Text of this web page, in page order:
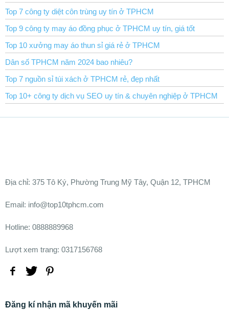
Top 7 công ty diệt côn trùng uy tín ở TPHCM
Top 9 công ty may áo đồng phục ở TPHCM uy tín, giá tốt
Top 10 xưởng may áo thun sỉ giá rẻ ở TPHCM
Dân số TPHCM năm 2024 bao nhiêu?
Top 7 nguồn sỉ túi xách ở TPHCM rẻ, đẹp nhất
Top 10+ công ty dịch vụ SEO uy tín & chuyên nghiệp ở TPHCM
Ðịa chỉ: 375 Tô Ký, Phường Trung Mỹ Tây, Quận 12, TPHCM
Email: info@top10tphcm.com
Hotline: 0888889968
Lượt xem trang: 0317156768
Đăng kí nhận mã khuyến mãi